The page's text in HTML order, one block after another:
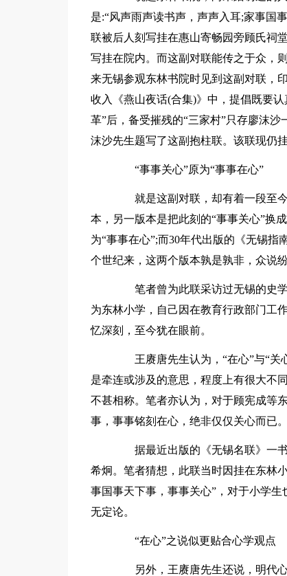
是:“风声雨声读书声，声声入耳;家事国
联被后人刻写挂在惠山寄畅园旁顾氏祠
写挂在院内。而这副对联能传之于众，
来无锡参观东林书院时见到这副对联，
收入《燕山夜话(合集)》中，提倡既要
革”后，备受摧残的“三家村”只存廖沫
沫沙先生题写了这副抱柱联。该联现仍
“事事关心”原为“事事在心”
就是这副对联，却有着一段至今
本，另一版本是把此刻的“事事关心”换
为“事事在心”;而30年代出版的《无锡指
个世纪来，这两个版本孰是孰非，众说纷
笔者曾为此联采访过无锡的史学
为东林小学，自己因在教育行政部门工
忆深刻，至今犹在眼前。
王赓唐先生认为，“在心”与“关心
是牵连或涉及的意思，程度上有很大不
不甚相称。笔者亦认为，对于顾宪成等
事，事事铭刻在心，绝非仅仅关心而已。
据最近出版的《无锡名联》一书
希炯。笔者猜想，此联当时因挂在东林
事国事天下事，事事关心”，对于小学
无定论。
“在心”之说似更贴合心学观点
另外，王赓唐先生还说，明代心